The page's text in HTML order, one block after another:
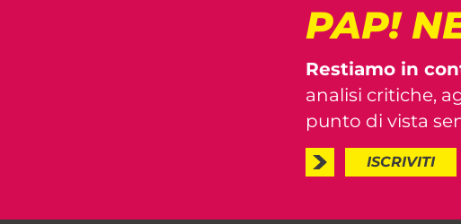
PAP!
Restiamo in
analisi critiche,
punto di vista
ISCRIVITI